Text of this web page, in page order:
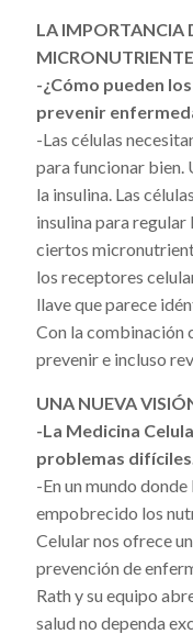
LA IMPORTANCIA
-¿Cómo pueden
prevenir
-Las células
para funcionar bien.
la insulina. Las
insulina para regular
ciertos
los receptores
llave que parece
Con la combinación
prevenir e incluso
UNA NUEVA
-La Medicina
problemas
-En un mundo
empobrecido los
Celular nos ofrece
prevención de
Rath y su equipo
salud no dependa